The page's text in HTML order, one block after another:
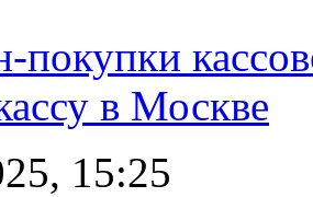
покупки
в Москве
15:25